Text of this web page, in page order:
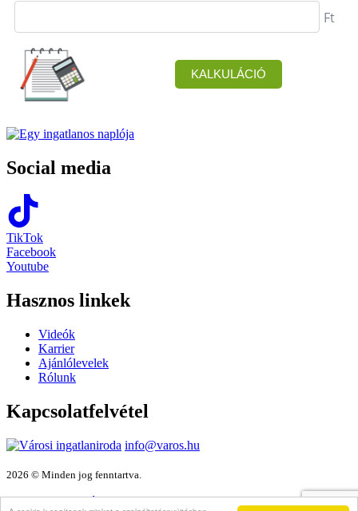
Social media
TikTok
Facebook
Youtube
Hasznos linkek
Videók
Karrier
Ajánlólevelek
Rólunk
Kapcsolatfelvétel
info@varos.hu
2026 © Minden jog fenntartva.
Adatkezelési nyilatkozat